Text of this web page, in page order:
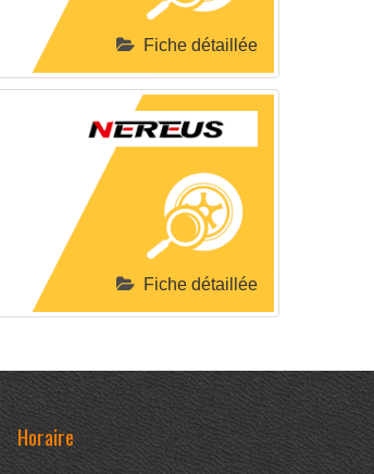
Fiche détaillée
Fiche détaillée
Horaire